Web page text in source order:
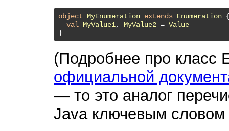
object MyEnumeration extends Enumeration
val MyValue1, MyValue2 = Value
(Подробнее про класс
официальной
— то это аналог
Java ключевым словом